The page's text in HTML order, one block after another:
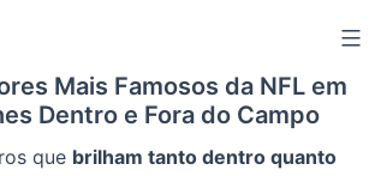
Mais Famosos da NFL em
Dentro e Fora do Campo
que brilham tanto dentro quanto